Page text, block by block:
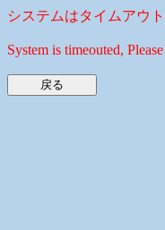
システムはタイムアウ
System is timeouted,